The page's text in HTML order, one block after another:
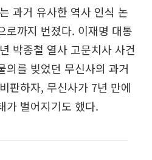
과거 유사한 역사 인식 논
로까지 번졌다. 이재명 대통
박종철 열사 고문치사 사건
의를 빚었던 무신사의 과거
판하자, 무신사가 7년 만에
가 벌어지기도 했다.